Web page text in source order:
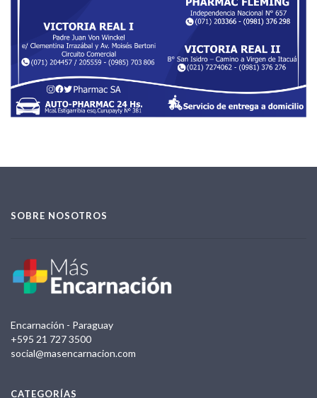
SOBRE NOSOTROS
Encarnación - Paraguay
+595 21 727 3500
social@masencarnacion.com
CATEGORÍAS